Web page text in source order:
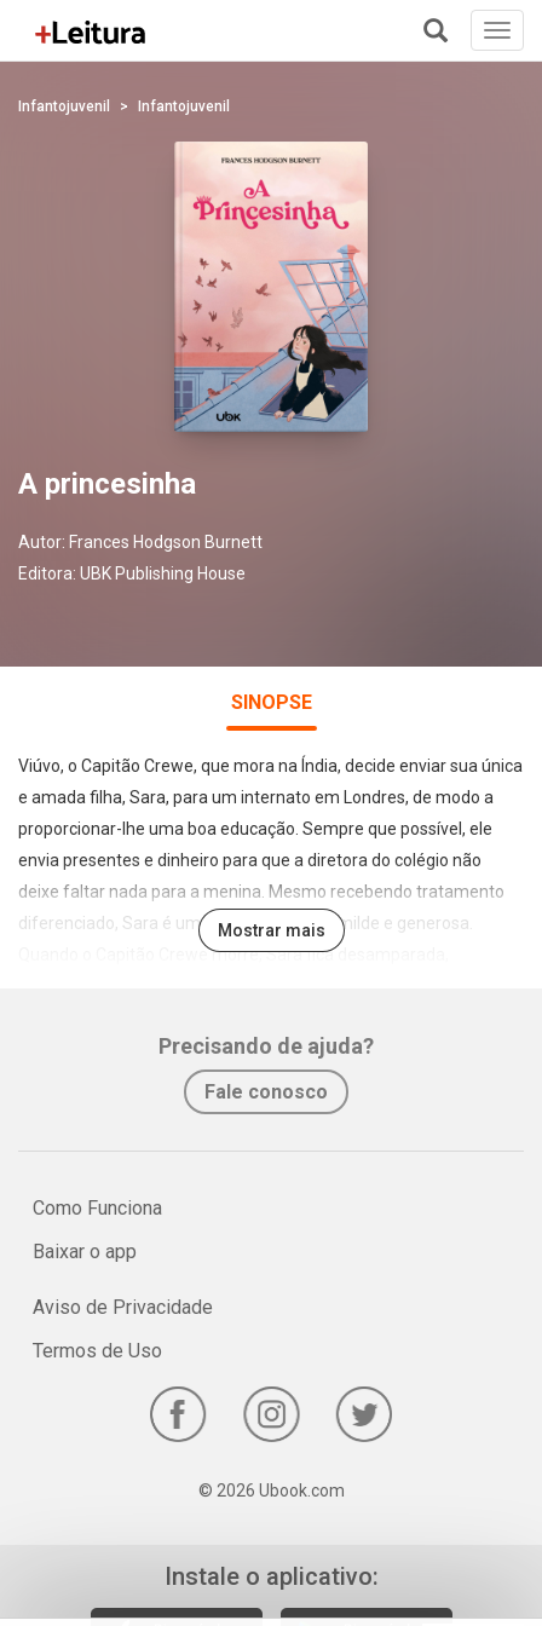
Infantojuvenil Infantojuvenil
A princesinha
Autor: Frances Hodgson Burnett
Editora: UBK Publishing House
SINOPSE
Viúvo, o Capitão Crewe, que mora na Índia, decide enviar sua única
e amada filha, Sara, para um internato em Londres, de modo a
proporcionar-lhe uma boa educação. Sempre que possível, ele
envia presentes e dinheiro para que a diretora do colégio não
deixe faltar nada para a menina. Mesmo recebendo tratamento
diferenciado, Sara é uma criança doce, humilde e generosa.
Quando o Capitão Crewe morre, Sara fica desamparada,
imaginação para enfrentar uma série de dificuldades, sem perder
as esperanças de um futuro melhor. Em 1905, Francis Hodgson
Burnett lançou A princesinha, que se tornou um clássico da
Mostrar mais
Precisando de ajuda?
Fale conosco
Como Funciona
Baixar o app
Aviso de Privacidade
Termos de Uso
© 2026 Ubook.com
Instale o aplicativo: